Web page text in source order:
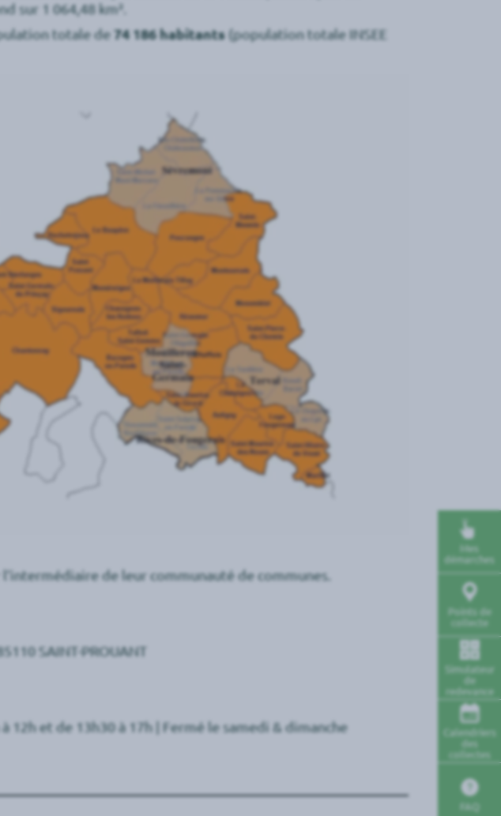
Mes
démarches
Points de
collecte
Simulateur
de
redevance
Calendriers
des
collectes
sur 1 064,48 km².
totale de 74 186 habitants(population totale INSEE
l’intermédiaire de leur communauté de communes.
SAINT-PROUANT
12h et de 13h30 à 17h | Fermé le samedi & dimanche